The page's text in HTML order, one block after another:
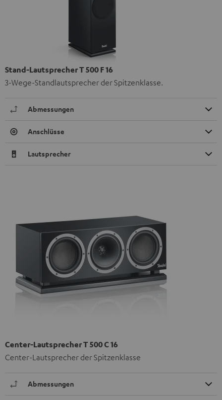
Stand-Lautsprecher T 500 F 16
3-Wege-Standlautsprecher der Spitzenklasse.
Abmessungen
Anschlüsse
Lautsprecher
Center-Lautsprecher T 500 C 16
Center-Lautsprecher der Spitzenklasse
Abmessungen